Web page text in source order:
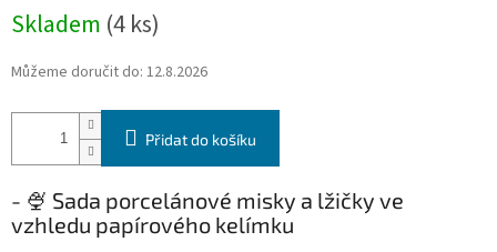
cena:
Skladem (4 ks)
Můžeme doručit do: 12.8.2026
Přidat do košíku
- 🍨 Sada porcelánové misky a lžičky ve
vzhledu papírového kelímku